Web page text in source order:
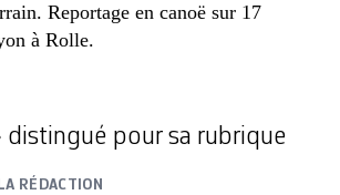
Reportage en canoë sur 17
à Rolle.
distingué pour sa rubrique
RÉDACTION